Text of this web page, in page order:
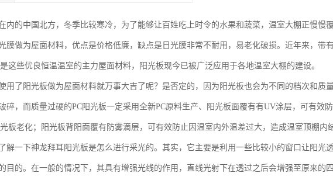
内的中国北方，冬季比较寒冷，为了能够让百姓吃上时令的水果和蔬菜，温室大棚正慢慢
膜做为屋面材料，优点是价格低廉，缺点是日光膜非常不耐用，易老化破损。近年来，带
这些优良恒温温室的主力屋面材料，阳光板现今已被广泛应用于各地温室大棚的建设。
用了阳光板做为屋面材料就万事大吉了呢？是否定的，因为阳光板也会为不同的档次和质
碎，而质量过硬的PC阳光板一定采用全新PC原料生产、阳光板面覆有有UV涂层，可有效
板老化；阳光板背阳面覆有防雾滴层，可有效防止因温室内外温差过大，造成温室顶棚内
解一下神龙拜耳阳光板是怎么进行采光的。其实，它主要是利用一些比较小的窗口让阳光
目的。在一般的情况下，其具有增强光线的作用，直线光射下在透过之后会增强至原来的